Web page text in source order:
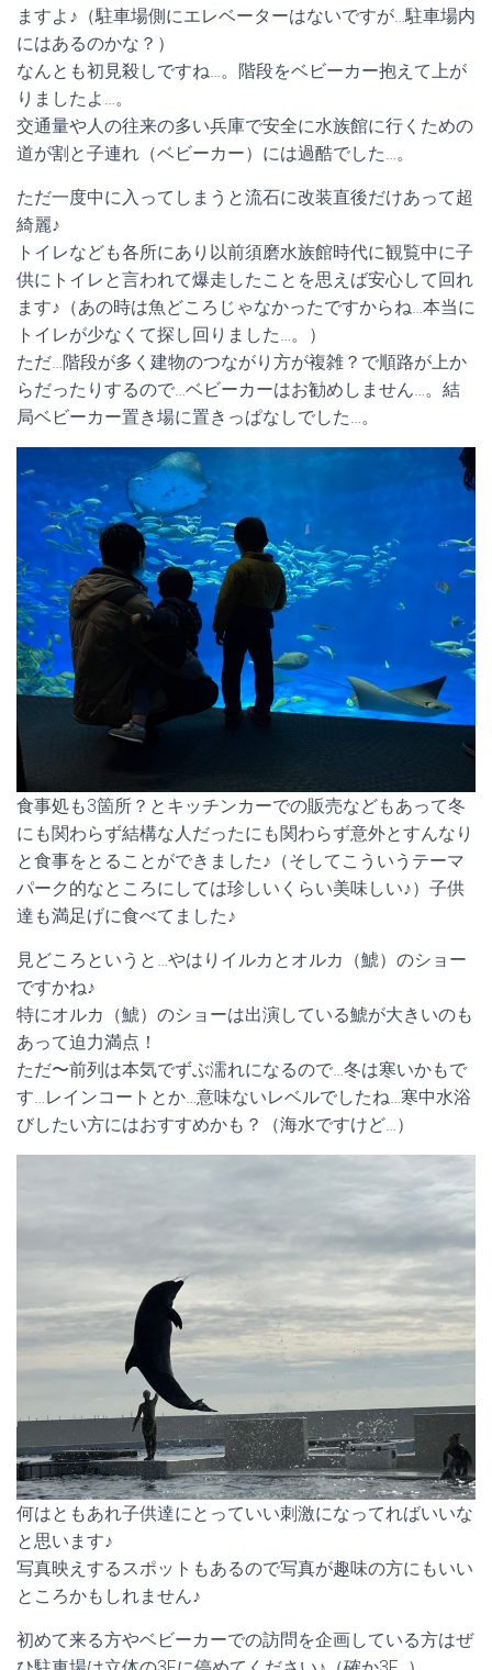
ますよ♪（駐車場側にエレベーターはないですが…駐車場内
にはあるのかな？）
なんとも初見殺しですね…。階段をベビーカー抱えて上が
りましたよ…。
交通量や人の往来の多い兵庫で安全に水族館に行くための
道が割と子連れ（ベビーカー）には過酷でした…。
ただ一度中に入ってしまうと流石に改装直後だけあって超
綺麗♪
トイレなども各所にあり以前須磨水族館時代に観覧中に子
供にトイレと言われて爆走したことを思えば安心して回れ
ます♪（あの時は魚どころじゃなかったですからね…本当に
トイレが少なくて探し回りました…。）
ただ…階段が多く建物のつながり方が複雑？で順路が上か
らだったりするので…ベビーカーはお勧めしません…。結
局ベビーカー置き場に置きっぱなしでした…。
食事処も3箇所？とキッチンカーでの販売などもあって冬
にも関わらず結構な人だったにも関わらず意外とすんなり
と食事をとることができました♪（そしてこういうテーマ
パーク的なところにしては珍しいくらい美味しい♪）子供
達も満足げに食べてました♪
見どころというと…やはりイルカとオルカ（鯱）のショー
ですかね♪
特にオルカ（鯱）のショーは出演している鯱が大きいのも
あって迫力満点！
ただ〜前列は本気でずぶ濡れになるので…冬は寒いかもで
す…レインコートとか…意味ないレベルでしたね…寒中水浴
びしたい方にはおすすめかも？（海水ですけど…）
何はともあれ子供達にとっていい刺激になってればいいな
と思います♪
写真映えするスポットもあるので写真が趣味の方にもいい
ところかもしれません♪
初めて来る方やベビーカーでの訪問を企画している方はぜ